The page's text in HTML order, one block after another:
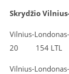
Skrydžio
Vilnius-
20 154
Vilnius-